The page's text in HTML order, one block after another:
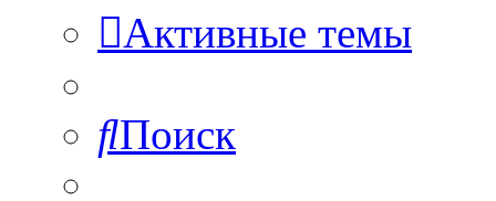
Активные темы
Поиск